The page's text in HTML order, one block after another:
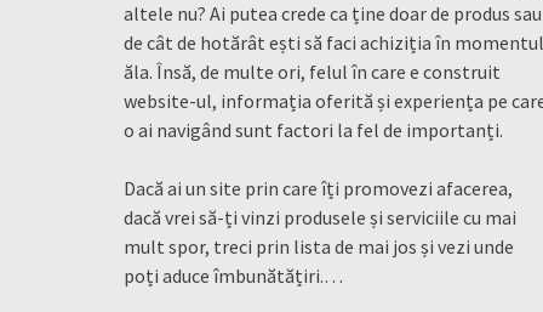
altele nu? Ai putea crede ca ține doar de produs sau
de cât de hotărât ești să faci achiziția în momentul
ăla. Însă, de multe ori, felul în care e construit
website-ul, informația oferită și experiența pe
o ai navigând sunt factori la fel de importanți.
Dacă ai un site prin care îți promovezi afacerea,
dacă vrei să-ți vinzi produsele și serviciile cu mai
mult spor, treci prin lista de mai jos și vezi unde
poți aduce îmbunătățiri.…